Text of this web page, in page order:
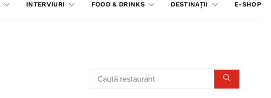
INTERVIURI FOOD & DRINKS DESTINAȚII E-SHOP